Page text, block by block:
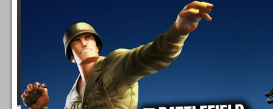
J'aurai aimé vous faire connaitre ce jeu (si ce n'est pas déjà le cas) qui est un jeu
10¤uros. C'est un TDLike dans les grandes lignes pour la partie aventure. Vous...
Lire la suite